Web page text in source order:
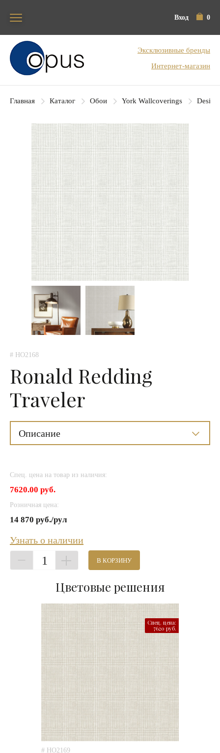
Вход 0
Блок поиска
Эксклюзивные бренды
Интернет-магазин
Главная Каталог Обои York Wallcoverings
# HO2168
Ronald Redding
Traveler
Описание
Спец. цена на товар из наличия:
7620.00 руб.
Розничная цена:
14 870 руб./рул
Узнать о наличии
1 В КОРЗИНУ
Цветовые решения
Спец. цена:
7620 руб.
# HO2169